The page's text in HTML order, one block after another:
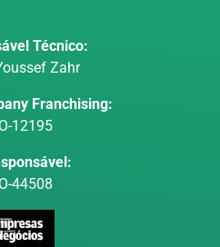
Técnico:
Zahr
Franchising:
12195
44508